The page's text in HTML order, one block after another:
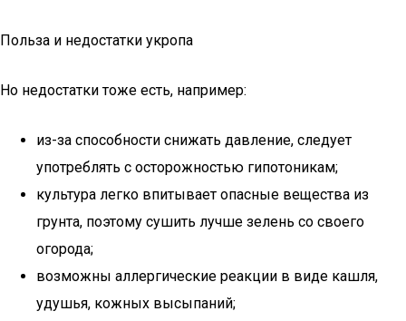
Польза и недостатки укропа
Но недостатки тоже есть, например:
из-за способности снижать давление, следует
употреблять с осторожностью гипотоникам;
культура легко впитывает опасные вещества из
грунта, поэтому сушить лучше зелень со своего
огорода;
возможны аллергические реакции в виде кашля,
удушья, кожных высыпаний;